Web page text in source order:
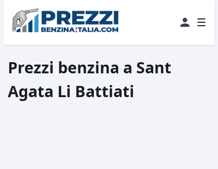
☰
Prezzi benzina a Sant
Agata Li Battiati